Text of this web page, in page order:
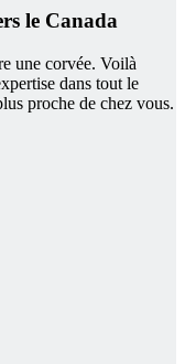
le Canada
une corvée. Voilà
dans tout le
proche de chez vous.